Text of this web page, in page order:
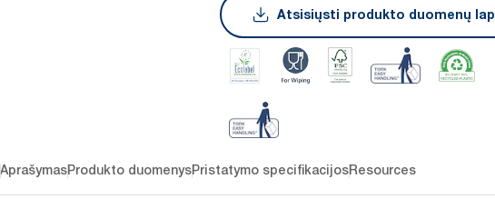
Atsisiųsti produkto duomenų
AprašymasProdukto duomenysPristatymo specifikacijosResources